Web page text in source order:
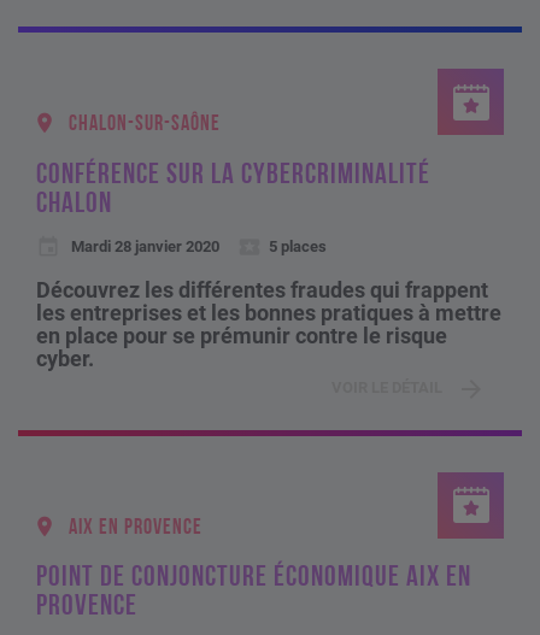
CHALON-SUR-SAÔNE
CONFÉRENCE SUR LA CYBERCRIMINALITÉ
CHALON
Mardi 28 janvier 2020 5 places
Découvrez les différentes fraudes qui frappent
les entreprises et les bonnes pratiques à mettre
en place pour se prémunir contre le risque
cyber.
AIX EN PROVENCE
POINT DE CONJONCTURE ÉCONOMIQUE AIX EN
PROVENCE